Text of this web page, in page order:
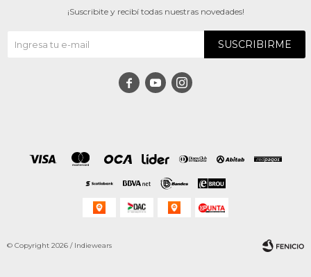
¡Suscribite y recibí todas nuestras novedades!
SUSCRIBIRME
  
© Copyright 2026 / Indiewears